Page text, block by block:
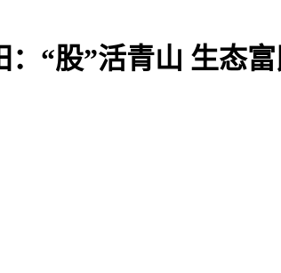
：“股”活青山 生态